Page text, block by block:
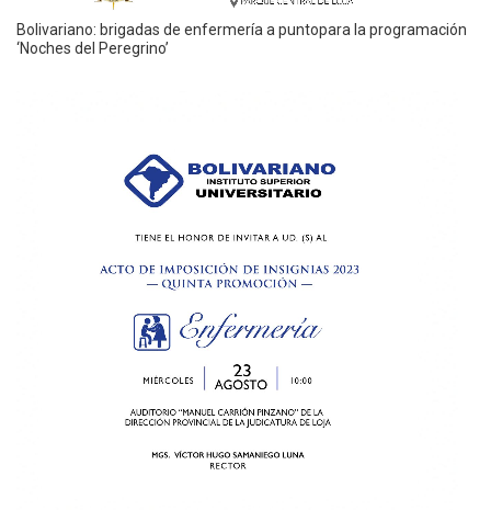
Bolivariano: brigadas de enfermería a puntopara la programación
‘Noches del Peregrino’